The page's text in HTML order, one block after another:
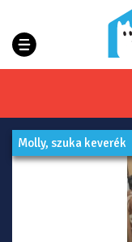
Molly, szuka keverék